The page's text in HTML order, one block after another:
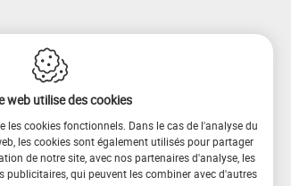
web utilise des cookies
les cookies fonctionnels. Dans le cas de l'analyse du
les cookies sont également utilisés pour partager
de notre site, avec nos partenaires d'analyse, les
publicitaires, qui peuvent les combiner avec d'autres